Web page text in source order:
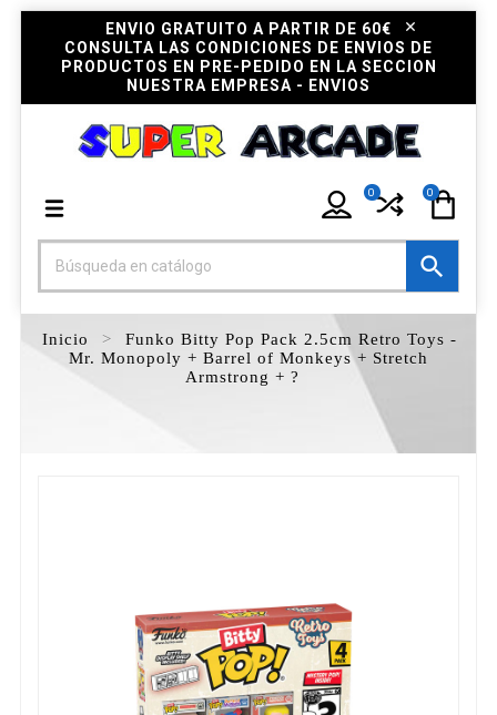
ENVIO GRATUITO A PARTIR DE 60€
CONSULTA LAS CONDICIONES DE ENVIOS DE
PRODUCTOS EN PRE-PEDIDO EN LA SECCION
NUESTRA EMPRESA - ENVIOS
0
0

Inicio
Funko Bitty Pop Pack 2.5cm Retro Toys -
Mr. Monopoly + Barrel of Monkeys + Stretch
Armstrong + ?